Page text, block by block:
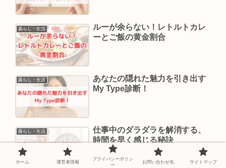
暮らし・生活
ルーが余らない！レトルトカレ
ーとご飯の黄金割合
暮らし・生活
あなたの隠れた魅力を引き出す
My Type診断！
暮らし・生活
仕事中のダラダラを解消する、
時間を早く感じる秘訣
ホーム 運営者情報
プライバシーポリシ
ー
お問い合わせ先 サイトマップ